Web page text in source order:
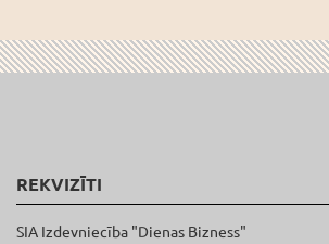
REKVIZĪTI
SIA Izdevniecība "Dienas Bizness"